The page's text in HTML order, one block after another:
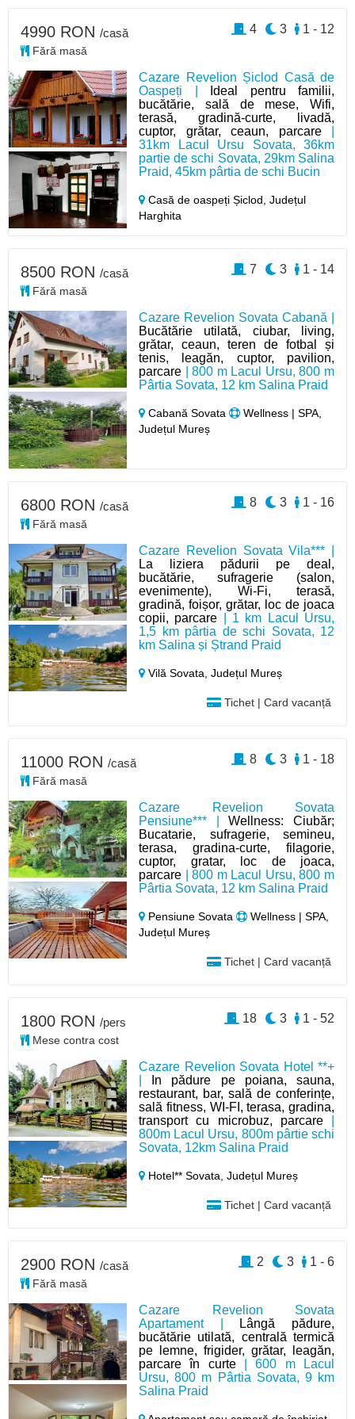
Cazare Revelion Șiclod Casă de
Oaspeți |
Ideal pentru familii,
bucătărie, sală de mese, Wifi,
terasă, gradină-curte, livadă,
cuptor, grătar, ceaun, parcare|
31km Lacul Ursu Sovata, 36km
partie de schi Sovata, 29km Salina
Praid, 45km pârtia de schi Bucin
Casă de oaspeți Șiclod,Județul
Harghita
4990 RON /casă
Fără masă
1 - 12
3
4
Cazare Revelion Sovata Cabană |
Bucătărie utilată, ciubar, living,
grătar, ceaun, teren de fotbal și
tenis, leagăn, cuptor, pavilion,
parcare | 800 m Lacul Ursu, 800 m
Pârtia Sovata, 12 km Salina Praid
Cabană Sovata
Wellness | SPA,
Județul Mureș
8500 RON /casă
Fără masă
1 - 14
3
7
Cazare Revelion Sovata Vila*** |
La liziera pădurii pe deal,
bucătărie, sufragerie (salon,
evenimente), Wi-Fi, terasă,
gradină, foișor, grătar, loc de joaca
copii, parcare | 1 km Lacul Ursu,
1,5 km pârtia de schi Sovata, 12
km Salina și Ștrand Praid
Vilă Sovata,Județul Mureș
Tichet | Card vacanță
6800 RON /casă
Fără masă
1 - 16
3
8
Cazare Revelion Sovata
Pensiune*** |Wellness: Ciubăr;
Bucatarie, sufragerie, semineu,
terasa, gradina-curte, filagorie,
cuptor, gratar, loc de joaca,
parcare | 800 m Lacul Ursu, 800 m
Pârtia Sovata, 12 km Salina Praid
Pensiune Sovata
Wellness | SPA,
Județul Mureș
Tichet | Card vacanță
11000 RON /casă
Fără masă
1 - 18
3
8
Cazare Revelion Sovata Hotel **+
In pădure pe poiana, sauna,
restaurant, bar, sală de conferințe,
sală fitness, WI-FI, terasa, gradina,
transport cu microbuz, parcare|
800m Lacul Ursu, 800m pârtie schi
Sovata, 12km Salina Praid
Hotel** Sovata,Județul Mureș
Tichet | Card vacanță
1800 RON /pers
Mese contra cost
1 - 52
3
18
Cazare Revelion Sovata
Apartament |
Lângă pădure,
bucătărie utilată, centrală termică
pe lemne, frigider, grătar, leagăn,
parcare în curte| 600 m Lacul
Ursu, 800 m Pârtia Sovata, 9 km
Salina Praid
2900 RON /casă
Fără masă
1 - 6
3
2